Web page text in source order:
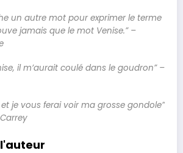
un autre mot pour exprimer le terme
jamais que le mot Venise.” –
il m’aurait coulé dans le goudron” –
et je vous ferai voir ma grosse gondole”